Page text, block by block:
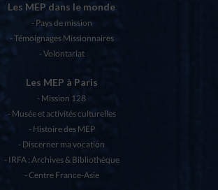
Les MEP dans le monde
Pays de mission
Témoignages Missionnaires
Volontariat
Les MEP à Paris
Mission 128
Musée et activités culturelles
Histoire des MEP
Discerner ma vocation
IRFA : Archives & Bibliothèque
Centre France-Asie